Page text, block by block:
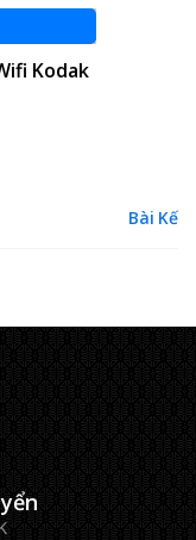
Wifi Kodak
Bài Kế